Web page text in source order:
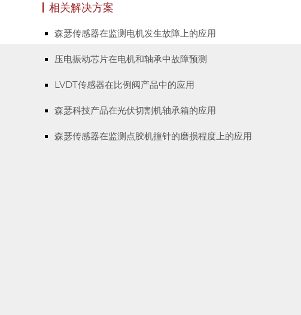
相关解决方案
森瑟传感器在监测电机发生故障上的应用
压电振动芯片在电机和轴承中故障预测
LVDT传感器在比例阀产品中的应用
森瑟科技产品在光伏切割机轴承箱的应用
森瑟传感器在监测点胶机撞针的磨损程度上的应用